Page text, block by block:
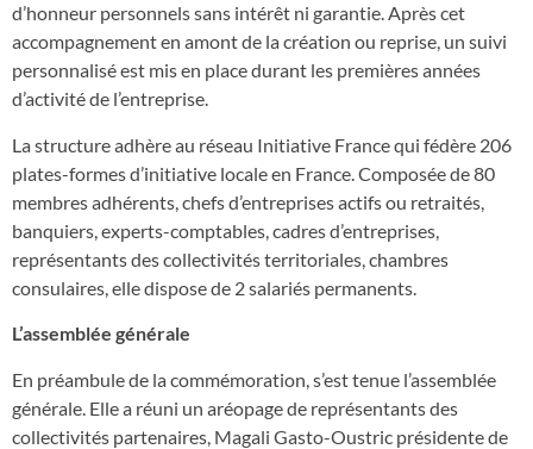
d’honneur personnels sans intérêt ni garantie. Après cet
accompagnement en amont de la création ou reprise, un suivi
personnalisé est mis en place durant les premières années
d’activité de l’entreprise.
La structure adhère au réseau Initiative France qui fédère 206
plates-formes d’initiative locale en France. Composée de 80
membres adhérents, chefs d’entreprises actifs ou retraités,
banquiers, experts-comptables, cadres d’entreprises,
représentants des collectivités territoriales, chambres
consulaires, elle dispose de 2 salariés permanents.
L’assemblée générale
En préambule de la commémoration, s’est tenue l’assemblée
générale. Elle a réuni un aréopage de représentants des
collectivités partenaires, Magali Gasto-Oustric présidente de